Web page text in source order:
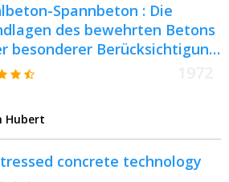
Spannbeton : Die
des bewehrten Betons
besonderer Berücksichtigung
DIN 1045
Hubert
concrete technology